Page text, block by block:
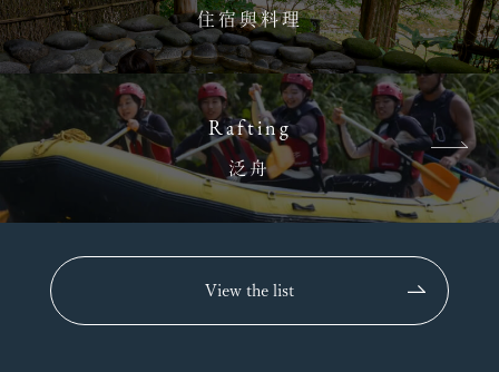
住宿與料理
Rafting
泛舟
View the list